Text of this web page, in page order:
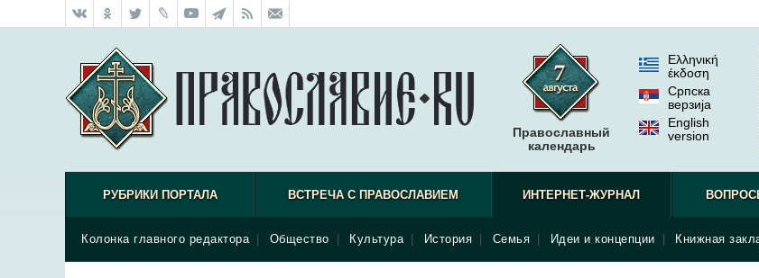
Православный
календарь
Ελληνική
έκδοση
Српска
верзиjа
English
version
РУБРИКИ ПОРТАЛА ВСТРЕЧА С ПРАВОСЛАВИЕМ ИНТЕРНЕТ-ЖУРНАЛ
Колонка главного редактора Общество Культура История Семья Идеи и концепции Книжная